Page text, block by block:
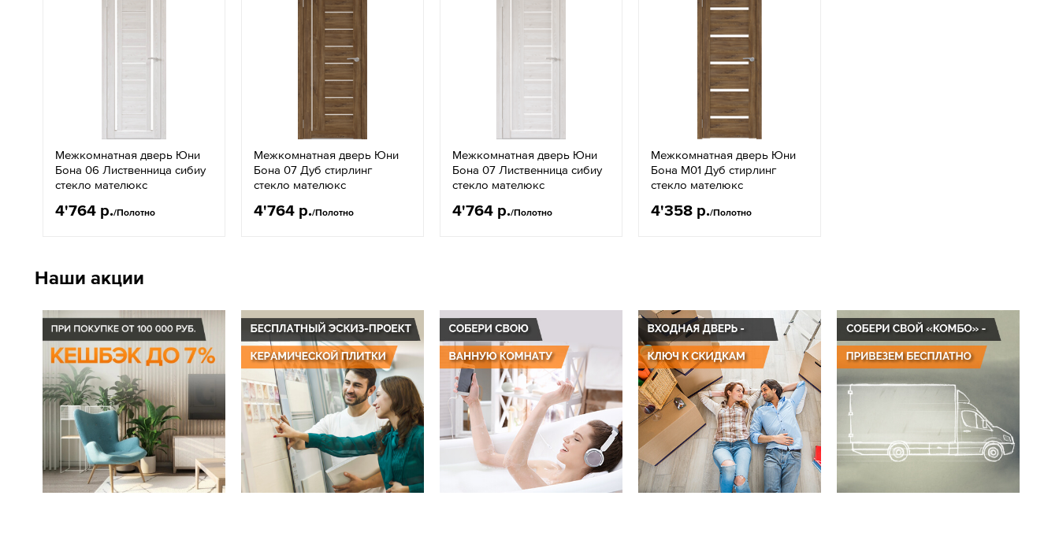
Межкомнатная дверь Юни
Бона 06 Лиственница сибиу
стекло мателюкс
4'764 р./Полотно
Межкомнатная дверь Юни
Бона 07 Дуб стирлинг
стекло мателюкс
4'764 р./Полотно
Межкомнатная дверь Юни
Бона 07 Лиственница сибиу
стекло мателюкс
4'764 р./Полотно
Межкомнатная дверь Юни
Бона М01 Дуб стирлинг
стекло мателюкс
4'358 р./Полотно
Наши акции